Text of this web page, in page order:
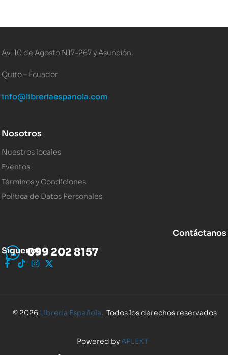
Av. 10 de Agosto N17-267 y Asunción.
Quito – Ecuador
info@libreriaespanola.com
Nosotros
Nuestros locales
Eventos
Términos y Condiciones
Política de Datos Personales
Contáctanos
099 202 8157
Síguenos
© 2026 Librería Española. Todos los derechos reservados
Powered byAPLEXT